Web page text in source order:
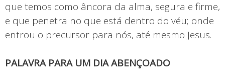
que temos como âncora da alma, segura e firme,
e que penetra no que está dentro do véu; onde
entrou o precursor para nós, até mesmo Jesus.
PALAVRA PARA UM DIA ABENÇOADO